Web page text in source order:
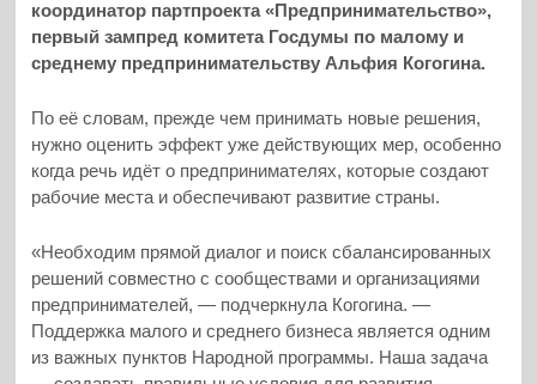
координатор партпроекта «Предпринимательство»,
первый зампред комитета Госдумы по малому и
среднему предпринимательству Альфия Когогина.
По её словам, прежде чем принимать новые решения,
нужно оценить эффект уже действующих мер, особенно
когда речь идёт о предпринимателях, которые создают
рабочие места и обеспечивают развитие страны.
«Необходим прямой диалог и поиск сбалансированных
решений совместно с сообществами и организациями
предпринимателей, — подчеркнула Когогина. —
Поддержка малого и среднего бизнеса является одним
из важных пунктов Народной программы. Наша задача